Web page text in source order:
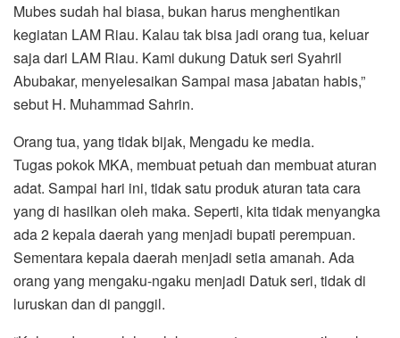
Mubes sudah hal biasa, bukan harus menghentikan
kegiatan LAM Riau. Kalau tak bisa jadi orang tua, keluar
saja dari LAM Riau. Kami dukung Datuk seri Syahril
Abubakar, menyelesaikan Sampai masa jabatan habis,”
sebut H. Muhammad Sahrin.
Orang tua, yang tidak bijak, Mengadu ke media.
Tugas pokok MKA, membuat petuah dan membuat aturan
adat. Sampai hari ini, tidak satu produk aturan tata cara
yang di hasilkan oleh maka. Seperti, kita tidak menyangka
ada 2 kepala daerah yang menjadi bupati perempuan.
Sementara kepala daerah menjadi setia amanah. Ada
orang yang mengaku-ngaku menjadi Datuk seri, tidak di
luruskan dan di panggil.